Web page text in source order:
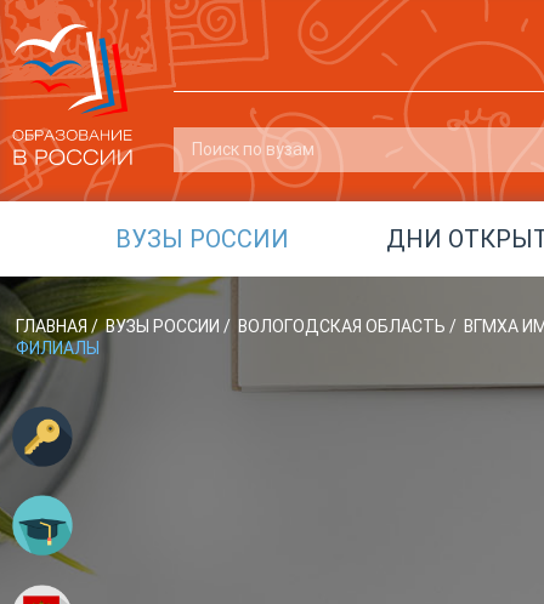
ВУЗЫ РОССИИ ДНИ
ГЛАВНАЯ / ВУЗЫ РОССИИ / ВОЛОГОДСКАЯ ОБЛАСТЬ / ВГМХА
ФИЛИАЛЫ